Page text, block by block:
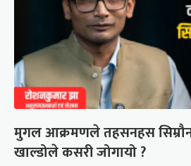
मुगल आक्रमणले तहसनहस
खाल्डोले कसरी जोगायो ?